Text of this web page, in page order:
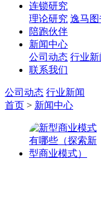
连锁研究
理论研究 逸马
陪跑伙伴
新闻中心
公司动态 行业新
联系我们
公司动态 行业新闻
首页 > 新闻中心